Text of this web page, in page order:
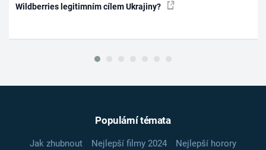
Wildberries legitimním cílem Ukrajiny?
Populární témata
Jak zhubnout Nejlepší filmy 2024
Nejlepší horory